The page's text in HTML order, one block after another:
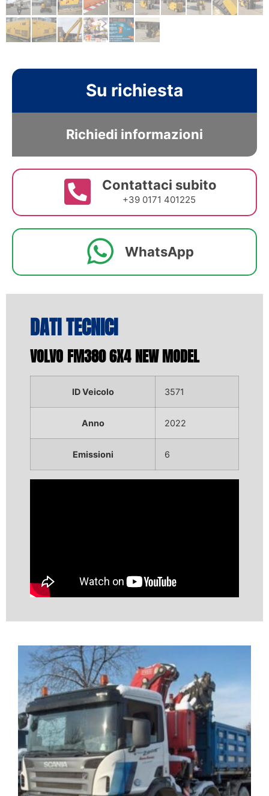
Su richiesta
Richiedi informazioni
Contattaci subito
+39 0171 401225
WhatsApp
DATI TECNICI
VOLVO FM380 6X4 NEW MODEL
ID Veicolo 3571
Anno 2022
Emissioni 6